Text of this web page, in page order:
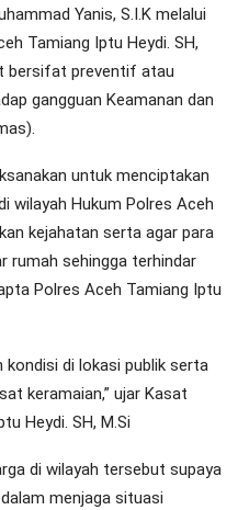
Yanis, S.I.K melalui
Tamiang Iptu Heydi. SH,
bersifat preventif atau
gangguan Keamanan dan
untuk menciptakan
wilayah Hukum Polres Aceh
kejahatan serta agar para
rumah sehingga terhindar
Polres Aceh Tamiang Iptu
di lokasi publik serta
keramaian,” ujar Kasat
Heydi. SH, M.Si
di wilayah tersebut supaya
menjaga situasi